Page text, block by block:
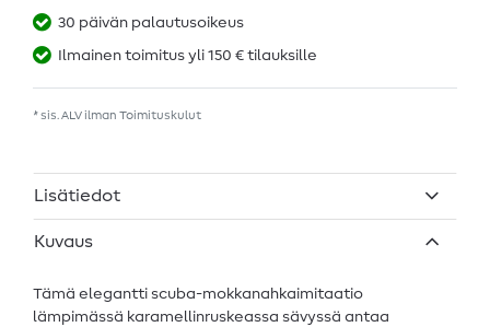
30 päivän palautusoikeus
Ilmainen toimitus yli 150 € tilauksille
* sis. ALV ilman Toimituskulut
Lisätiedot
Kuvaus
Tämä elegantti scuba-mokkanahkaimitaatio
lämpimässä karamellinruskeassa sävyssä antaa